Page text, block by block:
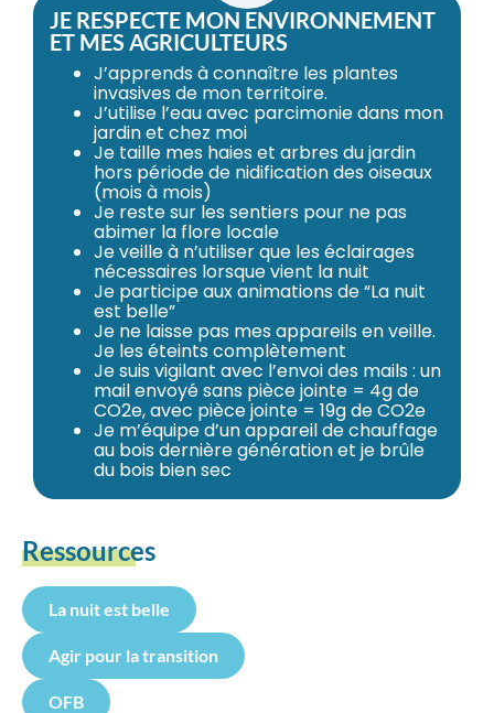
JE RESPECTE MON ENVIRONNEMENT
ET MES AGRICULTEURS
J’apprends à connaître les plantes
invasives de mon territoire.
J’utilise l’eau avec parcimonie dans mon
jardin et chez moi
Je taille mes haies et arbres du jardin
hors période de nidification des oiseaux
(mois à mois)
Je reste sur les sentiers pour ne pas
abimer la flore locale
Je veille à n’utiliser que les éclairages
nécessaires lorsque vient la nuit
Je participe aux animations de “La nuit
est belle”
Je ne laisse pas mes appareils en veille.
Je les éteints complètement
Je suis vigilant avec l’envoi des mails : un
mail envoyé sans pièce jointe = 4g de
CO2e, avec pièce jointe = 19g de CO2e
Je m’équipe d’un appareil de chauffage
au bois dernière génération et je brûle
du bois bien sec
Ressources
La nuit est belle
Agir pour la transition
OFB